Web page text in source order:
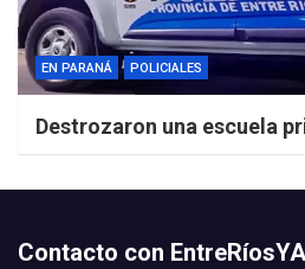
EN PARANÁ POLICIALES
Destrozaron una escuela
Contacto con EntreRíosYA